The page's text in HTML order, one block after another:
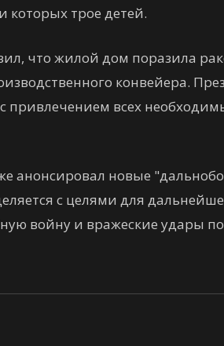
которых трое детей.
что жилой дом поразила
конвейера.
с привлечением всех
анонсировал новые
с целями для
войну и вражеские удары